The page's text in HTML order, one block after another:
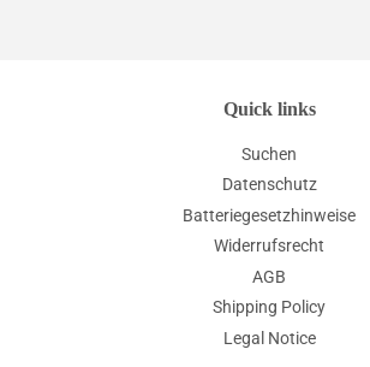
Quick links
Suchen
Datenschutz
Batteriegesetzhinweise
Widerrufsrecht
AGB
Shipping Policy
Legal Notice